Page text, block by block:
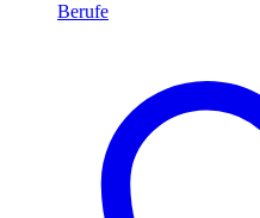
Berufe